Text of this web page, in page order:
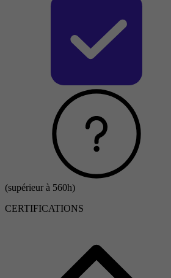
(supérieur à 560h)
CERTIFICATIONS